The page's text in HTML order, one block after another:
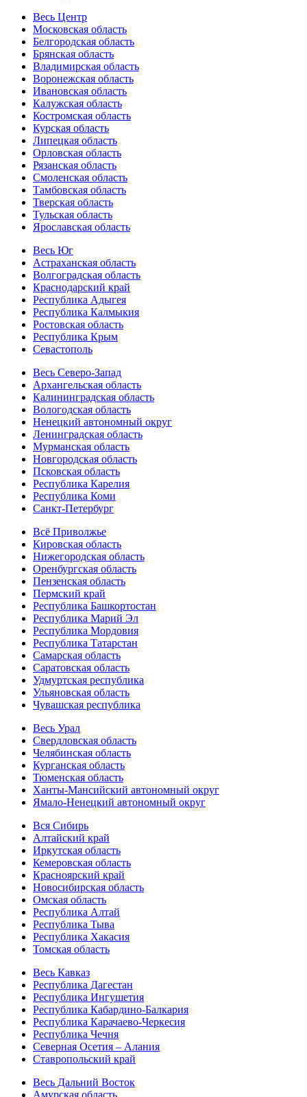
Весь Центр
Московская область
Белгородская область
Брянская область
Владимирская область
Воронежская область
Ивановская область
Калужская область
Костромская область
Курская область
Липецкая область
Орловская область
Рязанская область
Смоленская область
Тамбовская область
Тверская область
Тульская область
Ярославская область
Весь Юг
Астраханская область
Волгоградская область
Краснодарский край
Республика Адыгея
Республика Калмыкия
Ростовская область
Республика Крым
Севастополь
Весь Северо-Запад
Архангельская область
Калининградская область
Вологодская область
Ненецкий автономный округ
Ленинградская область
Мурманская область
Новгородская область
Псковская область
Республика Карелия
Республика Коми
Санкт-Петербург
Всё Приволжье
Кировская область
Нижегородская область
Оренбургская область
Пензенская область
Пермский край
Республика Башкортостан
Республика Марий Эл
Республика Мордовия
Республика Татарстан
Самарская область
Саратовская область
Удмуртская республика
Ульяновская область
Чувашская республика
Весь Урал
Свердловская область
Челябинская область
Курганская область
Тюменская область
Ханты-Мансийский автономный округ
Ямало-Ненецкий автономный округ
Вся Сибирь
Алтайский край
Иркутская область
Кемеровская область
Красноярский край
Новосибирская область
Омская область
Республика Алтай
Республика Тыва
Республика Хакасия
Томская область
Весь Кавказ
Республика Дагестан
Республика Ингушетия
Республика Кабардино-Балкария
Республика Карачаево-Черкесия
Республика Чечня
Северная Осетия – Алания
Ставропольский край
Весь Дальний Восток
Амурская область